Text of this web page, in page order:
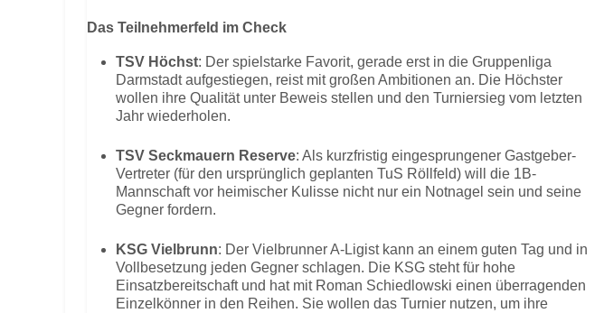
Das Teilnehmerfeld im Check
TSV Höchst: Der spielstarke Favorit, gerade erst in die Gruppenliga
Darmstadt aufgestiegen, reist mit großen Ambitionen an. Die Höchster
wollen ihre Qualität unter Beweis stellen und den Turniersieg vom letzten
Jahr wiederholen.
TSV Seckmauern Reserve: Als kurzfristig eingesprungener Gastgeber-
Vertreter (für den ursprünglich geplanten TuS Röllfeld) will die 1B-
Mannschaft vor heimischer Kulisse nicht nur ein Notnagel sein und seine
Gegner fordern.
KSG Vielbrunn: Der Vielbrunner A-Ligist kann an einem guten Tag und in
Vollbesetzung jeden Gegner schlagen. Die KSG steht für hohe
Einsatzbereitschaft und hat mit Roman Schiedlowski einen überragenden
Einzelkönner in den Reihen. Sie wollen das Turnier nutzen, um ihre